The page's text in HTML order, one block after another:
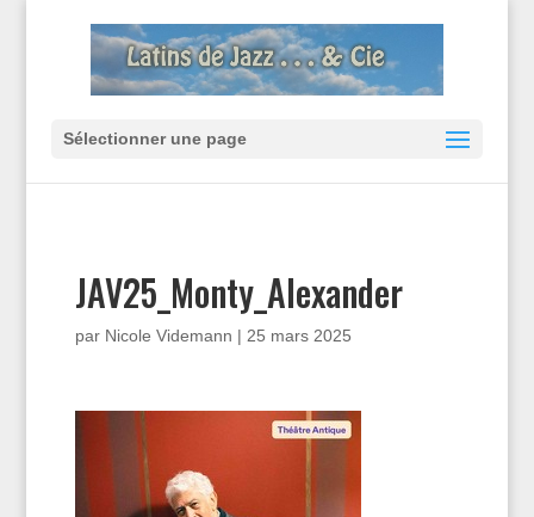
Sélectionner une page
JAV25_Monty_Alexander
par Nicole Videmann | 25 mars 2025